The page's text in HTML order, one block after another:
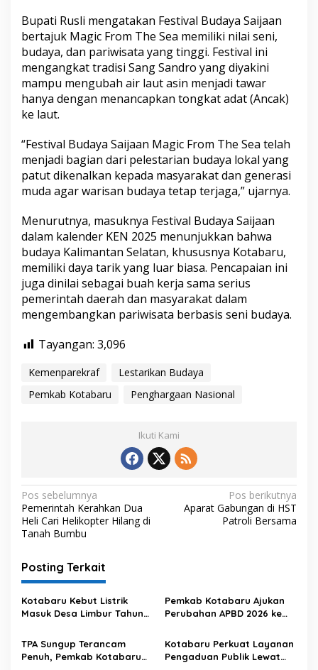
d
a
i
K
e
m
p
a
r
e
k
a
f
Bupati Rusli mengatakan Festival Budaya Saijaan
bertajuk Magic From The Sea memiliki nilai seni,
budaya, dan pariwisata yang tinggi. Festival ini
mengangkat tradisi Sang Sandro yang diyakini
mampu mengubah air laut asin menjadi tawar
hanya dengan menancapkan tongkat adat (Ancak)
ke laut.
“Festival Budaya Saijaan Magic From The Sea telah
menjadi bagian dari pelestarian budaya lokal yang
patut dikenalkan kepada masyarakat dan generasi
muda agar warisan budaya tetap terjaga,” ujarnya.
Menurutnya, masuknya Festival Budaya Saijaan
dalam kalender KEN 2025 menunjukkan bahwa
budaya Kalimantan Selatan, khususnya Kotabaru,
memiliki daya tarik yang luar biasa. Pencapaian ini
juga dinilai sebagai buah kerja sama serius
pemerintah daerah dan masyarakat dalam
mengembangkan pariwisata berbasis seni budaya.
Tayangan: 3,096
Kemenparekraf
Lestarikan Budaya
Pemkab Kotabaru
Penghargaan Nasional
Ikuti Kami
N
a
v
i
g
a
s
i
p
Pos sebelumnya
Pemerintah Kerahkan Dua
Heli Cari Helikopter Hilang di
Tanah Bumbu
Pos berikutnya
Aparat Gabungan di HST
Patroli Bersama
Posting Terkait
Kotabaru Kebut Listrik
Masuk Desa Limbur Tahun
Pemkab Kotabaru Ajukan
Perubahan APBD 2026 ke
TPA Sungup Terancam
Penuh, Pemkab Kotabaru
Kotabaru Perkuat Layanan
Pengaduan Publik Lewat